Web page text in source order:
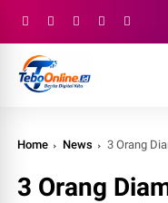
Home News 3 Orang
3 Orang